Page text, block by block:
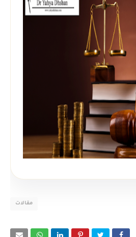
مقالات